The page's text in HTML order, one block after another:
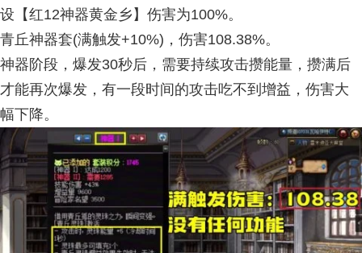
设【红12神器黄金乡】伤害为100%。
青丘神器套(满触发+10%)，伤害108.38%。
神器阶段，爆发30秒后，需要持续攻击攒能量，攒满后
才能再次爆发，有一段时间的攻击吃不到增益，伤害大
幅下降。